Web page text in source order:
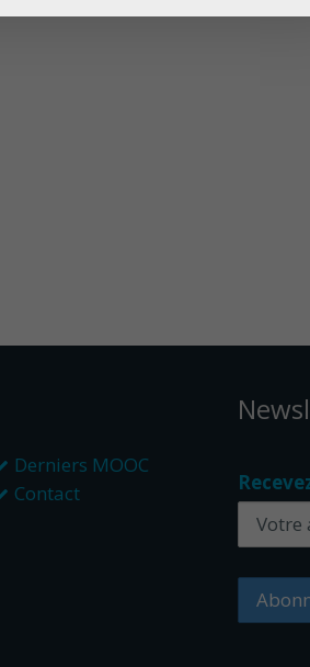
Derniers MOOC
Contact